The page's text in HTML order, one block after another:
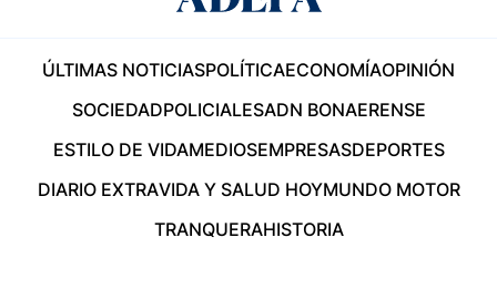
ÚLTIMAS NOTICIASPOLÍTICAECONOMÍAOPINIÓN
SOCIEDADPOLICIALESADN BONAERENSE
ESTILO DE VIDAMEDIOSEMPRESASDEPORTES
DIARIO EXTRAVIDA Y SALUD HOYMUNDO MOTOR
TRANQUERAHISTORIA